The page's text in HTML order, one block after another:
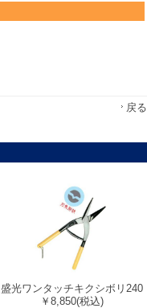
戻る
盛光ワンタッチキクシボリ240
￥8,850(税込)